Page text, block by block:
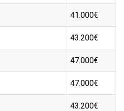
41.000€
43.200€
47.000€
47.000€
43.200€